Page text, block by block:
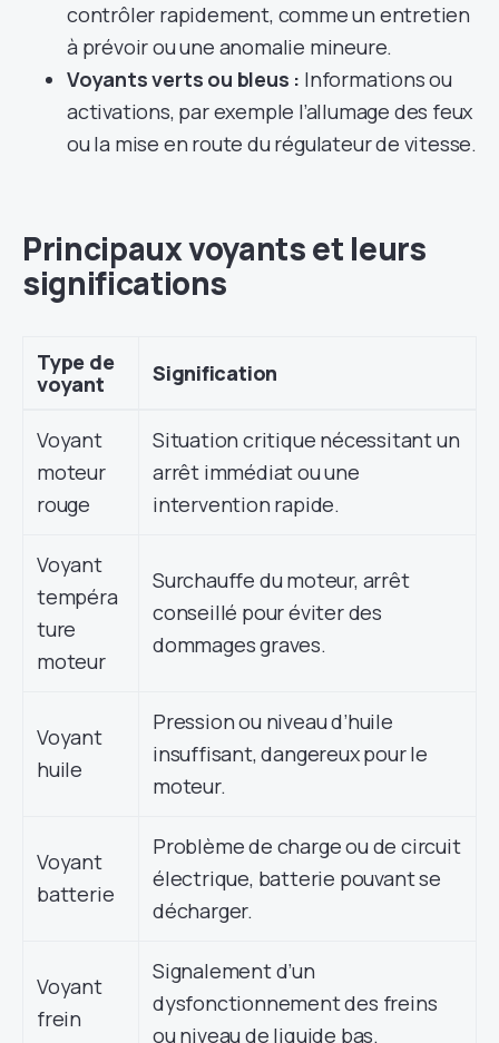
contrôler rapidement, comme un entretien
à prévoir ou une anomalie mineure.
Voyants verts ou bleus : Informations ou
activations, par exemple l’allumage des feux
ou la mise en route du régulateur de vitesse.
Principaux voyants et leurs
significations
Type de
voyant
Signification
Voyant
moteur
rouge
Situation critique nécessitant un
arrêt immédiat ou une
intervention rapide.
Voyant
tempéra
ture
moteur
Surchauffe du moteur, arrêt
conseillé pour éviter des
dommages graves.
Voyant
huile
Pression ou niveau d’huile
insuffisant, dangereux pour le
moteur.
Voyant
batterie
Problème de charge ou de circuit
électrique, batterie pouvant se
décharger.
Voyant
frein
Signalement d’un
dysfonctionnement des freins
ou niveau de liquide bas.